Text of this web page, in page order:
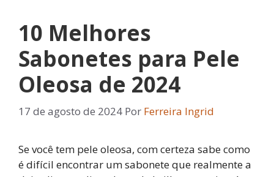
10 Melhores
Sabonetes para Pele
Oleosa de 2024
17 de agosto de 2024 Por Ferreira Ingrid
Se você tem pele oleosa, com certeza sabe como
é difícil encontrar um sabonete que realmente a